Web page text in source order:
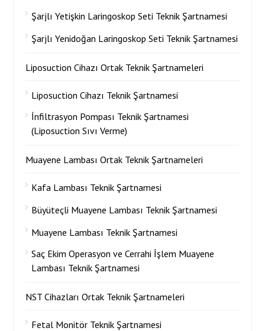
Şarjlı Yetişkin Laringoskop Seti Teknik Şartnamesi
Şarjlı Yenidoğan Laringoskop Seti Teknik Şartnamesi
Liposuction Cihazı Ortak Teknik Şartnameleri
Liposuction Cihazı Teknik Şartnamesi
İnfiltrasyon Pompası Teknik Şartnamesi
(Liposuction Sıvı Verme)
Muayene Lambası Ortak Teknik Şartnameleri
Kafa Lambası Teknik Şartnamesi
Büyüteçli Muayene Lambası Teknik Şartnamesi
Muayene Lambası Teknik Şartnamesi
Saç Ekim Operasyon ve Cerrahi İşlem Muayene
Lambası Teknik Şartnamesi
NST Cihazları Ortak Teknik Şartnameleri
Fetal Monitör Teknik Şartnamesi